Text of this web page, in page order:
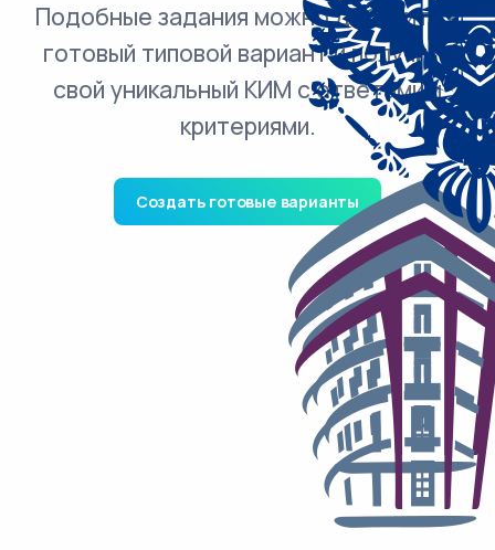
Подобные задания можно добавить в
готовый типовой вариант и получить
свой уникальный КИМ с ответами и
критериями.
Создать готовые варианты